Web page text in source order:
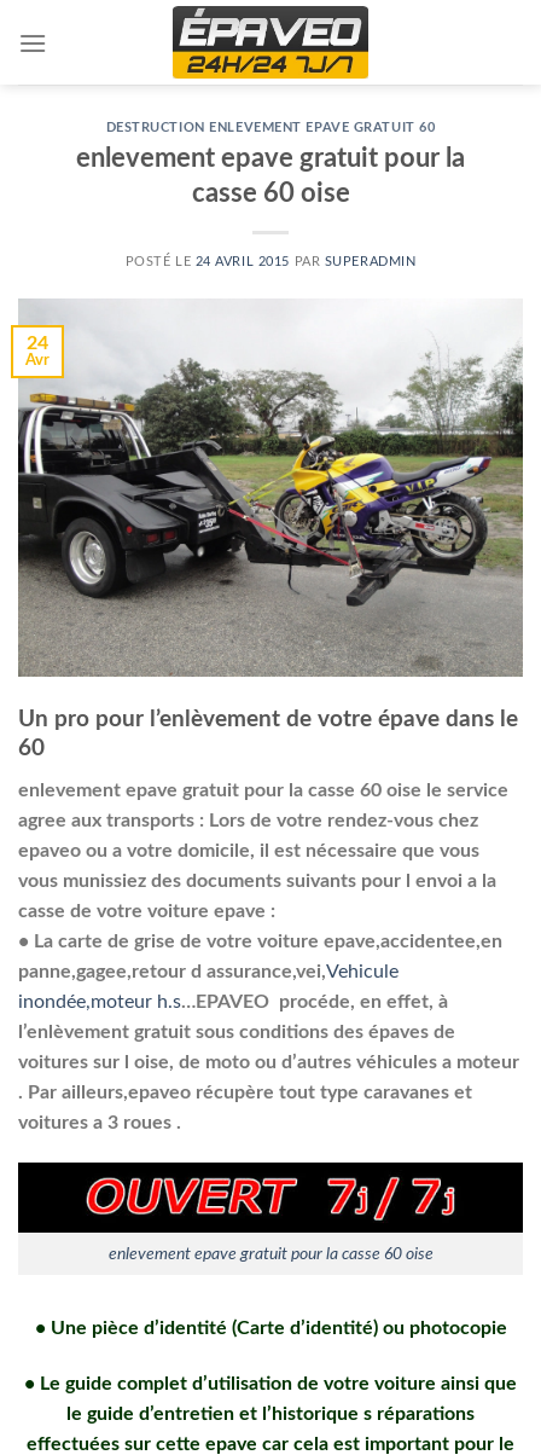
DESTRUCTION ENLEVEMENT EPAVE GRATUIT 60
enlevement epave gratuit pour la
casse 60 oise
POSTÉ LE 24 AVRIL 2015 PAR SUPERADMIN
24
Avr
Un pro pour l’enlèvement de votre épave dans le
60
enlevement epave gratuit pour la casse 60 oise le service
agree aux transports : Lors de votre rendez-vous chez
epaveo ou a votre domicile, il est nécessaire que vous
vous munissiez des documents suivants pour l envoi a la
casse de votre voiture epave :
• La carte de grise de votre voiture epave,accidentee,en
panne,gagee,retour d assurance,vei,Vehicule
inondée,moteur h.s…EPAVEO procéde, en effet, à
l’enlèvement gratuit sous conditions des épaves de
voitures sur l oise, de moto ou d’autres véhicules a moteur
. Par ailleurs,epaveo récupère tout type caravanes et
voitures a 3 roues .
enlevement epave gratuit pour la casse 60 oise
•Une pièce d’identité (Carte d’identité) ou photocopie
• Le guide complet d’utilisation de votre voiture ainsi que
le guide d’entretien et l’historique s réparations
effectuées sur cette epave car cela est important pour le